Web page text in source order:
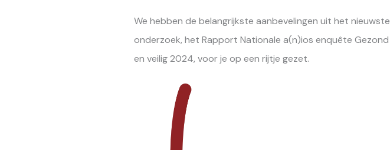
We hebben de belangrijkste aanbevelingen uit het nieuwste
onderzoek, het Rapport Nationale a(n)ios enquête Gezond
en veilig 2024, voor je op een rijtje gezet.